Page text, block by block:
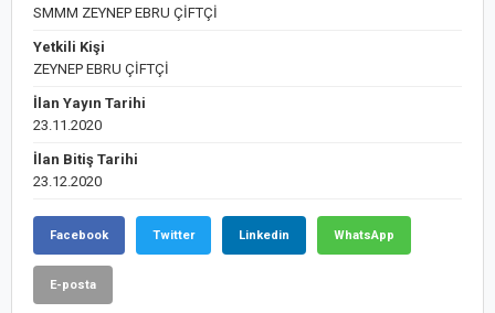
SMMM ZEYNEP EBRU ÇİFTÇİ
Yetkili Kişi
ZEYNEP EBRU ÇİFTÇİ
İlan Yayın Tarihi
23.11.2020
İlan Bitiş Tarihi
23.12.2020
Facebook Twitter Linkedin WhatsApp
E-posta